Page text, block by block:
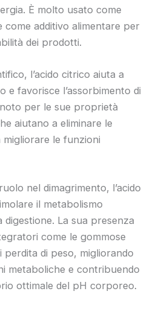
È molto usato come
additivo alimentare per
dei prodotti.
l’acido citrico aiuta a
e favorisce l’assorbimento di
per le sue proprietà
aiutano a eliminare le
le funzioni
nel dimagrimento, l’acido
il metabolismo
La sua presenza
come le gommose
di peso, migliorando
metaboliche e contribuendo
ottimale del pH corporeo.